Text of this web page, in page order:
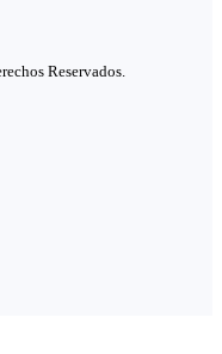
Reservados.